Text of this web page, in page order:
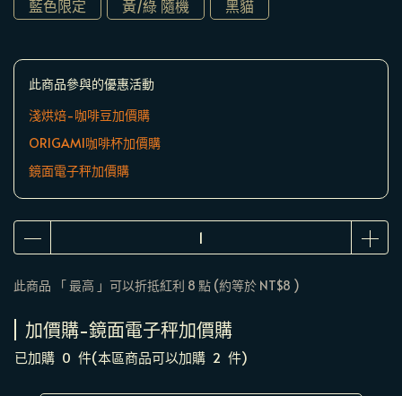
藍色限定
黃/綠 隨機 黑貓
此商品參與的優惠活動
淺烘焙-咖啡豆加價購
ORIGAMI咖啡杯加價購
鏡面電子秤加價購
此商品 「 最高 」可以折抵紅利 8 點 (約等於 NT$8 )
加價購-鏡面電子秤加價購
已加購 0 件(本區商品可以加購 2 件)